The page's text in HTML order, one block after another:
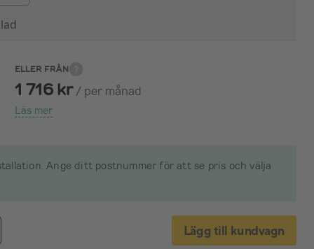
ELLER FRÅN
1 716 kr/ per månad
Läs mer
Ange ditt postnummer för att se pris och välja
Lägg till kundvagn